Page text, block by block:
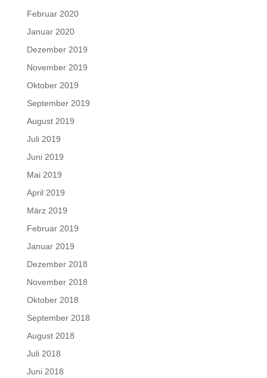
Februar 2020
Januar 2020
Dezember 2019
November 2019
Oktober 2019
September 2019
August 2019
Juli 2019
Juni 2019
Mai 2019
April 2019
März 2019
Februar 2019
Januar 2019
Dezember 2018
November 2018
Oktober 2018
September 2018
August 2018
Juli 2018
Juni 2018